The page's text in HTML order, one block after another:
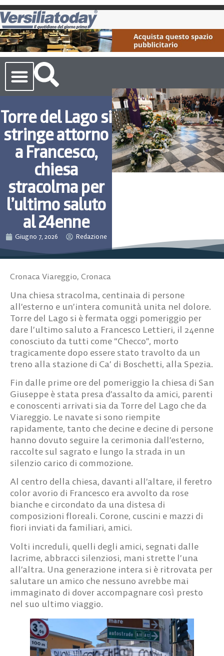
Torre del Lago si
stringe attorno
a Francesco,
chiesa
stracolma per
l’ultimo saluto
al 24enne
Giugno 7, 2026 Redazione
Cronaca Viareggio, Cronaca
Una chiesa stracolma, centinaia di persone
all’esterno e un’intera comunità unita nel dolore.
Torre del Lago si è fermata oggi pomeriggio per
dare l’ultimo saluto a Francesco Lettieri, il 24enne
conosciuto da tutti come “Checco”, morto
tragicamente dopo essere stato travolto da un
treno alla stazione di Ca’ di Boschetti, alla Spezia.
Fin dalle prime ore del pomeriggio la chiesa di San
Giuseppe è stata presa d’assalto da amici, parenti
e conoscenti arrivati sia da Torre del Lago che da
Viareggio. Le navate si sono riempite
rapidamente, tanto che decine e decine di persone
hanno dovuto seguire la cerimonia dall’esterno,
raccolte sul sagrato e lungo la strada in un
silenzio carico di commozione.
Al centro della chiesa, davanti all’altare, il feretro
color avorio di Francesco era avvolto da rose
bianche e circondato da una distesa di
composizioni floreali. Corone, cuscini e mazzi di
fiori inviati da familiari, amici.
Volti increduli, quelli degli amici, segnati dalle
lacrime, abbracci silenziosi, mani strette l’una
all’altra. Una generazione intera si è ritrovata per
salutare un amico che nessuno avrebbe mai
immaginato di dover accompagnare così presto
nel suo ultimo viaggio.